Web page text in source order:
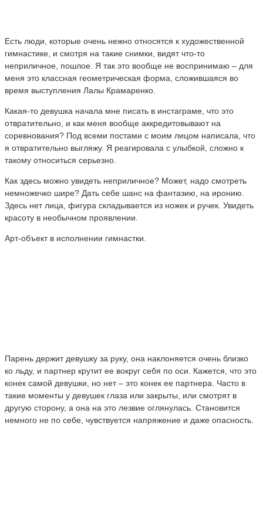
Есть люди, которые очень нежно относятся к художественной
гимнастике, и смотря на такие снимки, видят что-то
неприличное, пошлое. Я так это вообще не воспринимаю – для
меня это классная геометрическая форма, сложившаяся во
время выступления Лалы Крамаренко.
Какая-то девушка начала мне писать в инстаграме, что это
отвратительно, и как меня вообще аккредитовывают на
соревнования? Под всеми постами с моим лицом написала, что
я отвратительно выгляжу. Я реагировала с улыбкой, сложно к
такому относиться серьезно.
Как здесь можно увидеть неприличное? Может, надо смотреть
немножечко шире? Дать себе шанс на фантазию, на иронию.
Здесь нет лица, фигура складывается из ножек и ручек. Увидеть
красоту в необычном проявлении.
Арт-объект в исполнении гимнастки.
Парень держит девушку за руку, она наклоняется очень близко
ко льду, и партнер крутит ее вокруг себя по оси. Кажется, что это
конек самой девушки, но нет – это конек ее партнера. Часто в
такие моменты у девушек глаза или закрыты, или смотрят в
другую сторону, а она на это лезвие оглянулась. Становится
немного не по себе, чувствуется напряжение и даже опасность.